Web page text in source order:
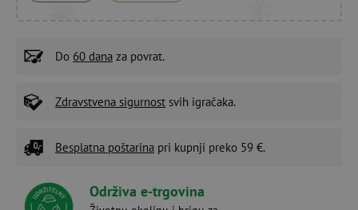
Do 60 dana za povrat.
Zdravstvena sigurnost svih igračaka.
Besplatna poštarina pri kupnji preko 59 €.
Održiva e-trgovina